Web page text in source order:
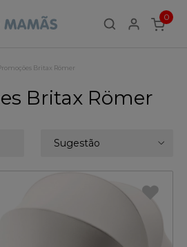
0
ITEMS
Britax Römer
Britax Römer
Sugestão